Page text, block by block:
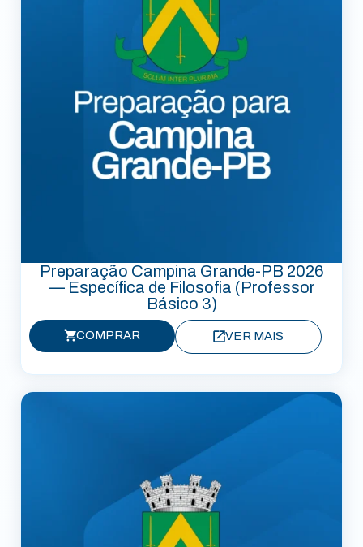
Preparação Campina Grande-PB 2026
— Específica de Filosofia (Professor
Básico 3)
COMPRAR VER MAIS